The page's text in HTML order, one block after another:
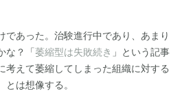
であった。治験進行中であり、あまり
な？「萎縮型は失敗続き 」という記事
考えて萎縮してしまった組織に対する
は想像する。